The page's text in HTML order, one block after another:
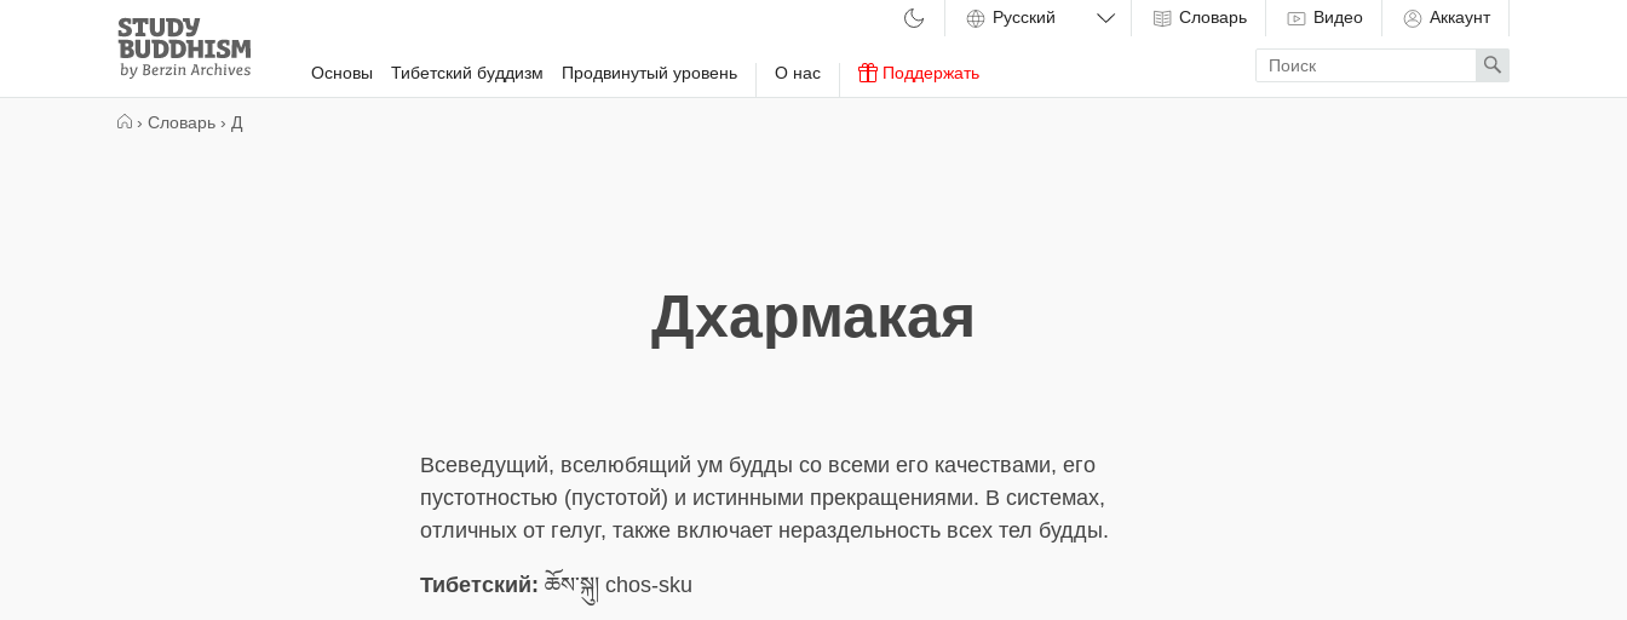
Study
Buddhism
Home
Основы Тибетский буддизм Продвинутый уровень О нас Поддержать
Словарь Видео Аккаунт
Enter
search
term
Search
› Словарь › Д
Дхармакая
Всеведущий, вселюбящий ум будды со всеми его качествами, его
пустотностью (пустотой) и истинными прекращениями. В системах,
отличных от гелуг, также включает нераздельность всех тел будды.
Тибетский: ཆོས་སྐུ། chos-sku